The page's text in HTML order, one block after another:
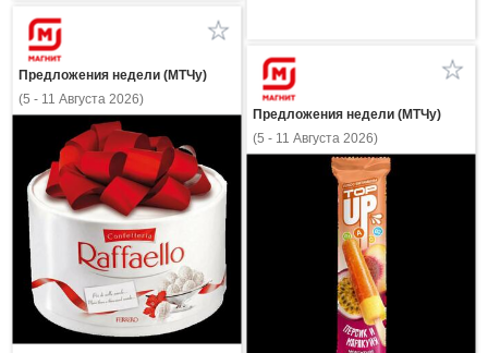
Предложения недели (МТЧу)
(5 - 11 Августа 2026)
Предложения недели (МТЧу)
(5 - 11 Августа 2026)